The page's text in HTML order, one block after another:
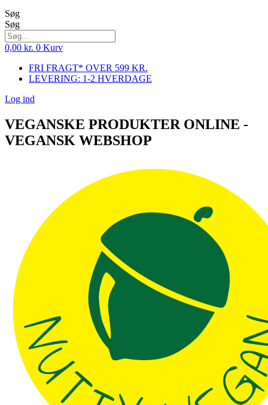
Søg
Søg
0,00 kr. 0 Kurv
FRI FRAGT* OVER 599 KR.
LEVERING: 1-2 HVERDAGE
Log ind
VEGANSKE PRODUKTER ONLINE -
VEGANSK WEBSHOP